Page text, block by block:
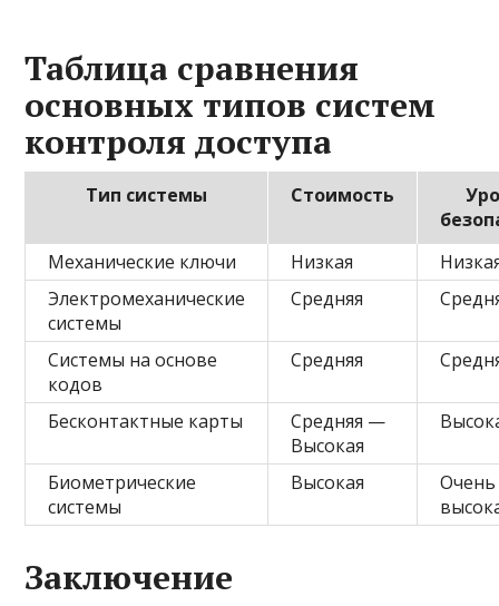
Таблица сравнения
основных типов систем
контроля доступа
Тип системы Стоимость
Механические ключи
Низкая
Электромеханические
системы
Средняя
Системы на основе
кодов
Средняя
Бесконтактные карты
Средняя —
Высокая
Биометрические
системы
Высокая
Очень
Заключение